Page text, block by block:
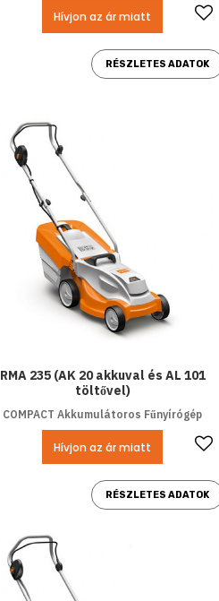
Hívjon az ár miatt
RÉSZLETES ADATOK
RMA 235 (AK 20 akkuval és AL 101
töltővel)
COMPACT Akkumulátoros Fűnyírógép
Hívjon az ár miatt
RÉSZLETES ADATOK